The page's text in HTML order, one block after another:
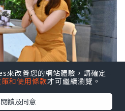
改善您的網站體驗，請確定
和使用條款才可繼續瀏覽。
讀及同意